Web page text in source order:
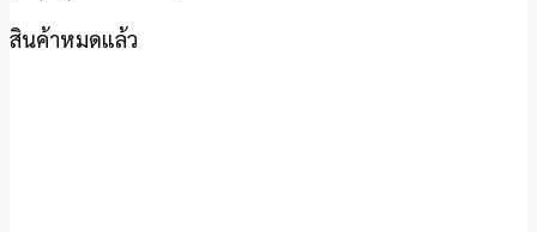
สินค้าหมดแล้ว